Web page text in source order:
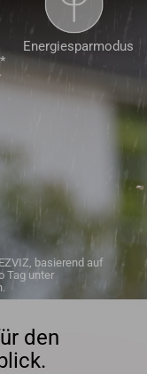
Energiesparmodus
basierend auf
Tag unter
den